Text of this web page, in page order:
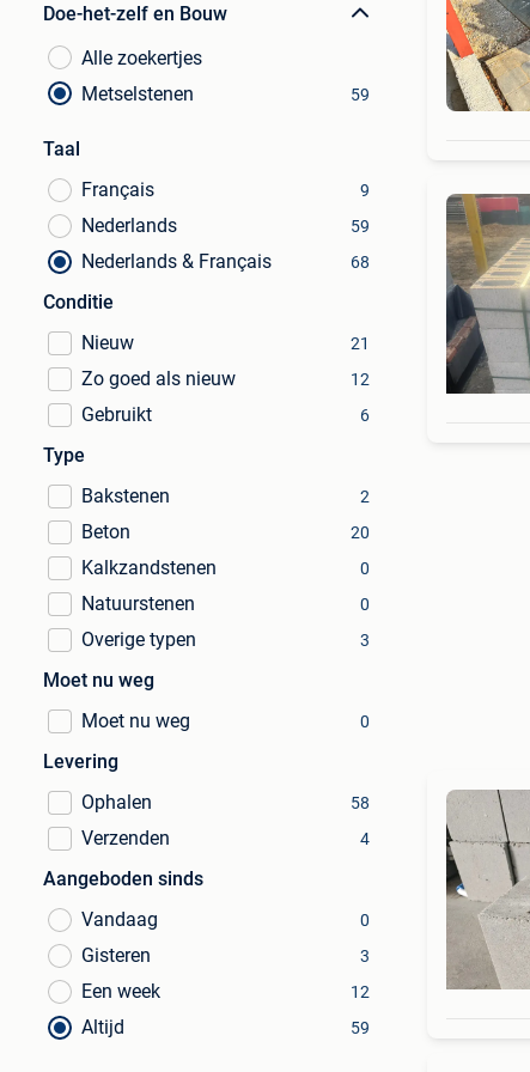
Doe-het-zelf en Bouw
Alle zoekertjes
Metselstenen
59
Taal
Français
9
Nederlands 59
Nederlands & Français 68
Conditie
Nieuw
21
Zo goed als nieuw 12
Gebruikt 6
Type
Bakstenen
2
Beton 20
Kalkzandstenen 0
Natuurstenen 0
Overige typen 3
Moet nu weg
Moet nu weg
0
Levering
Ophalen
58
Verzenden 4
Aangeboden sinds
Vandaag
0
Gisteren 3
Een week 12
Altijd 59